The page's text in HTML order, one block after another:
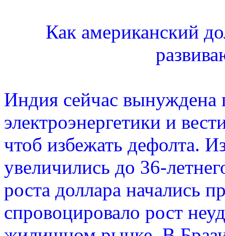
Как американский
Индия сейчас вынуждена
электроэнергетики и
чтоб избежать дефолта.
увеличились до 36-
роста доллара начались
спровоцировало рост